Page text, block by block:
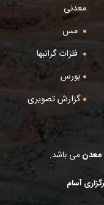
معدنی
مس
فلزات گرانبها
بورس
گزارش تصویری
معدنمی باشد.
آسام